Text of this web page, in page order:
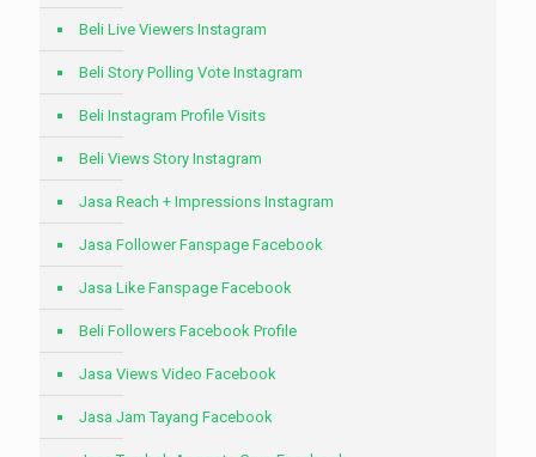
Beli Live Viewers Instagram
Beli Story Polling Vote Instagram
Beli Instagram Profile Visits
Beli Views Story Instagram
Jasa Reach + Impressions Instagram
Jasa Follower Fanspage Facebook
Jasa Like Fanspage Facebook
Beli Followers Facebook Profile
Jasa Views Video Facebook
Jasa Jam Tayang Facebook